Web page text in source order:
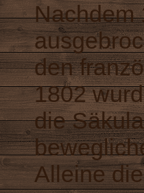
Nachdem
den
1802
die
Alleine